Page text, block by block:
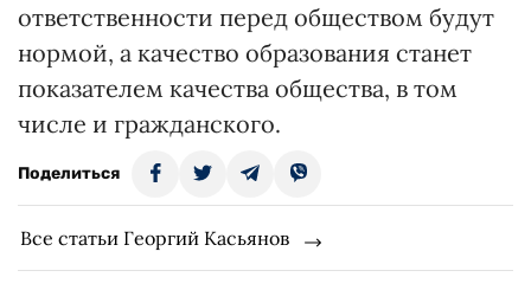
ответственности перед обществом будут
нормой, а качество образования станет
показателем качества общества, в том
числе и гражданского.
Поделиться
Все статьи Георгий Касьянов